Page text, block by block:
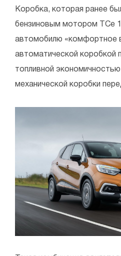
Коробка, которая ранее
бензиновым мотором TCe
автомобилю «комфортное
автоматической коробкой
топливной
механической коробки